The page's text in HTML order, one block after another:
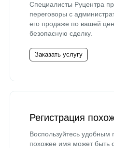
Специалисты Руцентра
переговоры с
его продаже по вашей
безопасную сделку.
Заказать услугу
Регистрация
Воспользуйтесь
похожее имя может быть